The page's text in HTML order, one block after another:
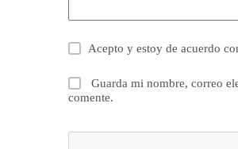
Acepto y estoy de acuerdo
Guarda mi nombre, correo
comente.